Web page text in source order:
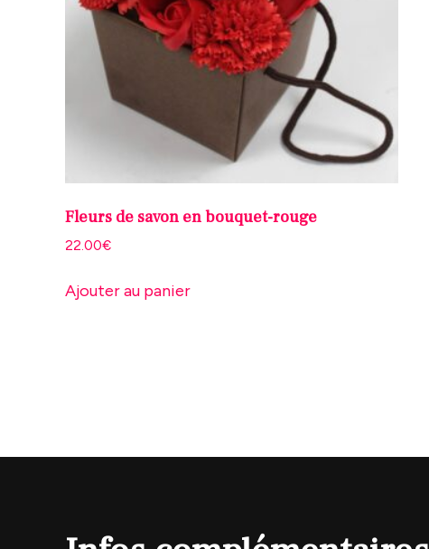
Fleurs de savon en bouquet-rouge
22.00€
Ajouter au panier